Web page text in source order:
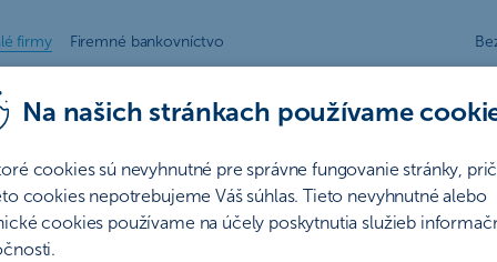
Na našich stránkach používame
cookies sú nevyhnutné pre správne fungovanie stránky,
cookies nepotrebujeme Váš súhlas. Tieto nevyhnutné alebo
cookies používame na účely poskytnutia služieb
firmy
a investovanie Poistenie Poradenstvo
Firemné bankovníctvo
- Podnikatelia a firmy -